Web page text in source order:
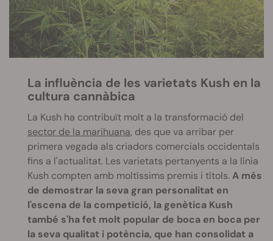
La influència de les varietats Kush en la
cultura cannàbica
La Kush ha contribuït molt a la transformació del
sector de la marihuana, des que va arribar per
primera vegada als criadors comercials occidentals
fins a l'actualitat. Les varietats pertanyents a la línia
Kush compten amb moltíssims premis i títols.A més
de demostrar la seva gran personalitat en
l'escena de la competició, la genètica Kush
també s'ha fet molt popular de boca en boca per
la seva qualitat i potència, que han consolidat a